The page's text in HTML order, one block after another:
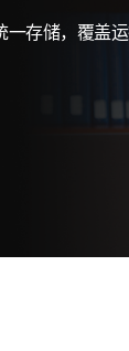
存储，覆盖